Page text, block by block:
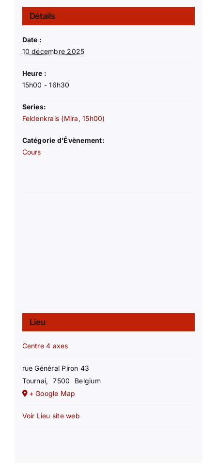
Détails
Date :
10 décembre 2025
Heure :
15h00 - 16h30
Series:
Feldenkrais (Mira, 15h00)
Catégorie d’Évènement:
Cours
Lieu
Centre 4 axes
rue Général Piron 43
Tournai, 7500
Belgium
+ Google Map
Voir Lieu site web